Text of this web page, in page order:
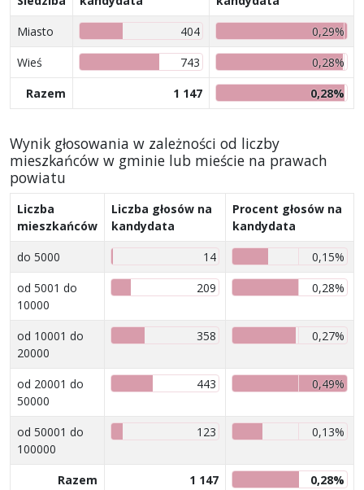
Miasto
404
0,29%
Wieś
743
0,28%
Razem
1 147 0,28%
Wynik głosowania w zależności od liczby
mieszkańców w gminie lub mieście na prawach
powiatu
Liczba
mieszkańców
Liczba głosów na
kandydata
Procent głosów na
kandydata
do 5000
14
0,15%
od 5001 do
10000
209 0,28%
od 10001 do
20000
358 0,27%
od 20001 do
50000
443 0,49%
od 50001 do
100000
123 0,13%
Razem 1 147 0,28%